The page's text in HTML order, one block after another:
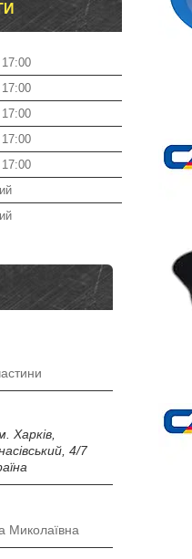
17:00
17:00
17:00
17:00
17:00
Харків,
4/7
Миколаївна